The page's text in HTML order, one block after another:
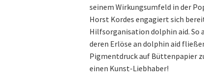
seinem Wirkungsumfeld in der
Horst Kordes engagiert sich
Hilfsorganisation dolphin aid. So
deren Erlöse an dolphin aid
Pigmentdruck auf Büttenpapier
einen Kunst-Liebhaber!